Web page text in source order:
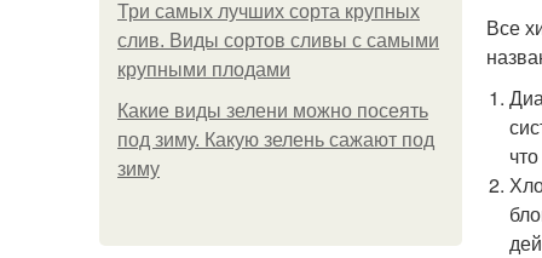
Три самых лучших сорта крупных
слив. Виды сортов сливы с самыми
крупными плодами
Какие виды зелени можно посеять
под зиму. Какую зелень сажают под
зиму
Все